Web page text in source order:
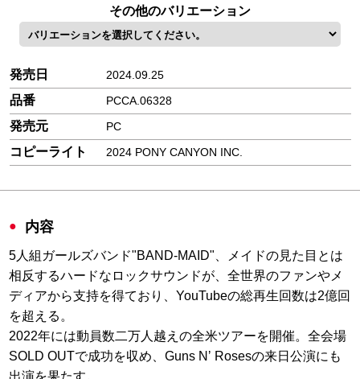
その他のバリエーション
発売日 2024.09.25
品番 PCCA.06328
発売元 PC
コピーライト 2024 PONY CANYON INC.
内容
5人組ガールズバンド"BAND-MAID"、メイドの見た目とは
相反するハードなロックサウンドが、全世界のファンやメ
ディアから支持を得ており、YouTubeの総再生回数は2億回
を超える。
2022年には動員数二万人越えの全米ツアーを開催。全会場
SOLD OUTで成功を収め、Guns Nʼ Rosesの来日公演にも
出演を果たす。